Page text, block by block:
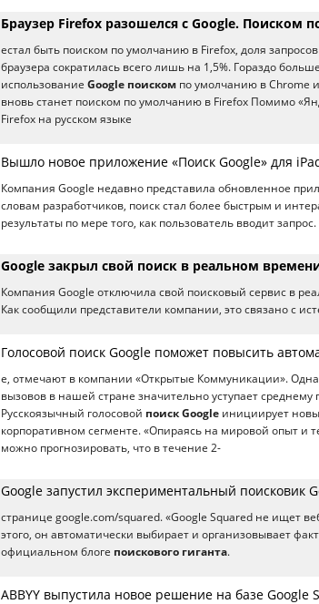
Браузер Firefox разошелся с Google. Поиском
естал быть поиском по умолчанию в Firefox, доля
браузера сократилась всего лишь на 1,5%. Гораздо
использование Google поиском по умолчанию в Chrome
вновь станет поиском по умолчанию в Firefox Помимо
Firefox на русском языке
Вышло новое приложение «Поиск Google» для
Компания Google недавно представила обновленное
словам разработчиков, поиск стал более быстрым и
результаты по мере того, как пользователь вводит
Google закрыл свой поиск в реальном
Компания Google отключила свой поисковый сервис в
Как сообщили представители компании, это связано с
Голосовой поиск Google поможет повысить
е, отмечают в компании «Открытые Коммуникации».
вызовов в нашей стране значительно уступает среднему
Русскоязычный голосовой поиск Google инициирует
корпоративном сегменте. «Опираясь на мировой опыт и
можно прогнозировать, что в течение 2-
Google запустил экспериментальный поисковик
странице google.com/squared. «Google Squared не ищет
этого, он автоматически выбирает и организовывает
официальном блоге поискового гиганта.
ABBYY выпустила новое решение на базе Google